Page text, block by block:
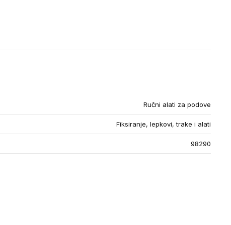
Ručni alati za podove
Fiksiranje, lepkovi, trake i alati
98290